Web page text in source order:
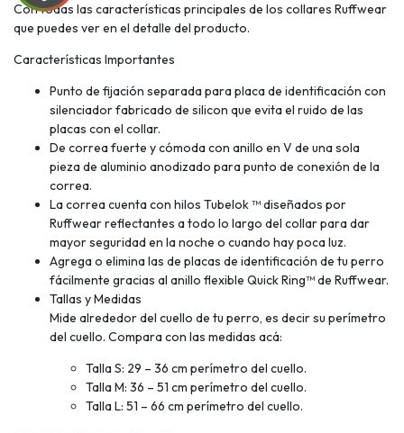
JUGAR
Con todas las características principales de los collares Ruffwear
que puedes ver en el detalle del producto.
Características Importantes
Punto de fijación separada para placa de identificación con
silenciador fabricado de silicon que evita el ruido de las
placas con el collar.
De correa fuerte y cómoda con anillo en V de una sola
pieza de aluminio anodizado para punto de conexión de la
correa.
La correa cuenta con hilos Tubelok ™ diseñados por
Ruffwear reflectantes a todo lo largo del collar para dar
mayor seguridad en la noche o cuando hay poca luz.
Agrega o elimina las de placas de identificación de tu perro
fácilmente gracias al anillo flexible Quick Ring™ de Ruffwear.
Tallas y Medidas
Mide alrededor del cuello de tu perro, es decir su perímetro
del cuello. Compara con las medidas acá:
Talla S: 29 – 36 cm perímetro del cuello.
Talla M: 36 – 51 cm perímetro del cuello.
Talla L: 51 – 66 cm perímetro del cuello.